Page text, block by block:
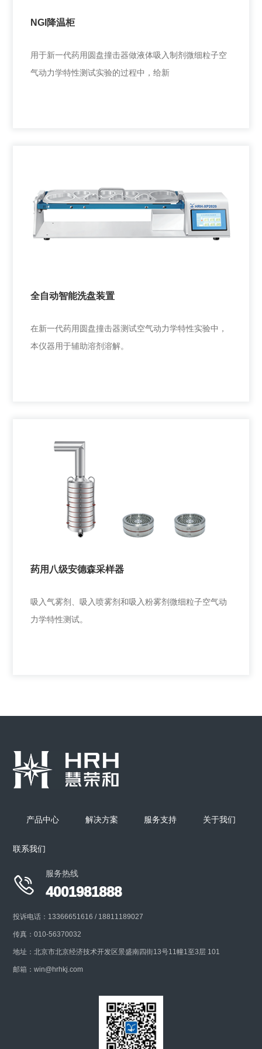
NGI降温柜
用于新一代药用圆盘撞击器做液体吸入制剂微细粒子空
气动力学特性测试实验的过程中，给新
NGI降温柜
全自动智能洗盘装置
在新一代药用圆盘撞击器测试空气动力学特性实验中，
本仪器用于辅助溶剂溶解。
全自动智能洗盘装置
在新一代药用圆盘撞击器测试空气动力学特性实验中，
本仪器用于辅助溶剂溶解。
药用八级安德森采样器
吸入气雾剂、吸入喷雾剂和吸入粉雾剂微细粒子空气动
力学特性测试。
药用八级安德森采样器
产品中心 解决方案 服务支持 关于我们
联系我们

服务热线
4001981888
投诉电话：13366651616 / 18811189027
传真：010-56370032
地址：北京市北京经济技术开发区景盛南四街13号11幢1至3层 101
邮箱：win@hrhkj.com